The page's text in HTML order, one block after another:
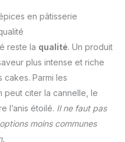
en pâtisserie
reste la qualité. Un produit
plus intense et riche
cakes. Parmi les
peut citer la cannelle, le
l’anis étoilé. Il ne faut pas
moins communes